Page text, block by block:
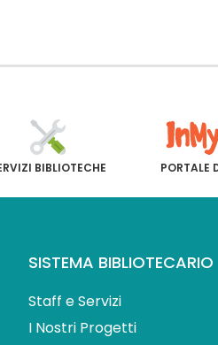
BIBLIOTECHE PORTALE
SISTEMA BIBLIOTECARIO
Staff e Servizi
I Nostri Progetti